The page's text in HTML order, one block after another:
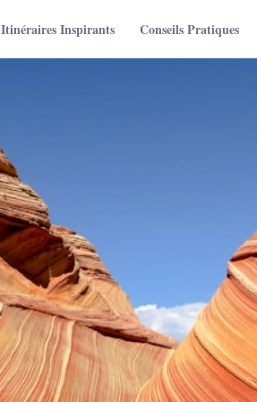
Itinéraires Inspirants Conseils Pratiques